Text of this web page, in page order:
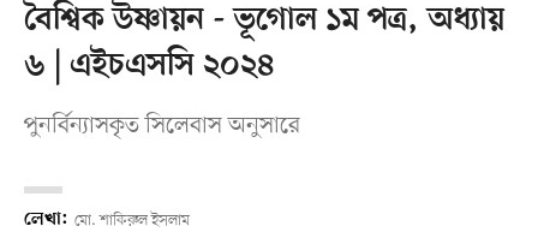
বৈশ্বিক উষ্ণায়ন - ভূগোল ১ম পত্র, অধ্যায়
৬ | এইচএসসি ২০২৪
পুনর্বিন্যাসকৃত সিলেবাস অনুসারে
লেখা: মো. শাকিরুল ইসলাম